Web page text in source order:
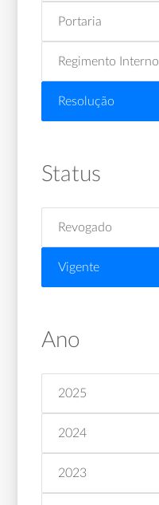
Portaria
Regimento Interno
Resolução
Status
Revogado
Vigente
Ano
2025
2024
2023